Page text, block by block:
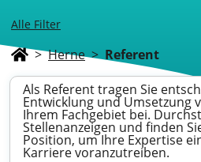
Alle Filter
> Herne > Referent
Als Referent tragen Sie
Entwicklung und Umsetzung
Ihrem Fachgebiet bei.
Stellenanzeigen und finden
Position, um Ihre Expertise
Karriere voranzutreiben.